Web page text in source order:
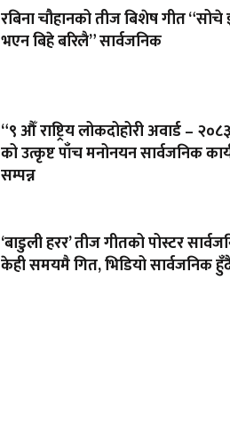
रबिना चौहानको तीज बिशेष गीत
भएन बिहे बरिलै” सार्वजनिक
“९ औँ राष्ट्रिय लोकदोहोरी अवार्ड –
को उत्कृष्ट पाँच मनोनयन सार्वजनिक
सम्पन्न
‘बाडुली हरर’ तीज गीतको पोस्टर
केही समयमै गित, भिडियो सार्वजनिक